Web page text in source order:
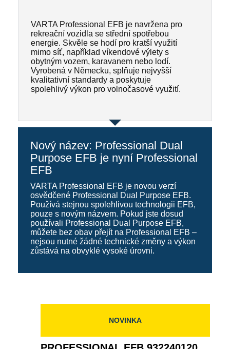
VARTA Professional EFB je navržena pro
rekreační vozidla se střední spotřebou
energie. Skvěle se hodí pro kratší využití
mimo síť, například víkendové výlety s
obytným vozem, karavanem nebo lodí.
Vyrobená v Německu, splňuje nejvyšší
kvalitativní standardy a poskytuje
spolehlivý výkon pro volnočasové využití.
Nový název: Professional Dual
Purpose EFB je nyní Professional
EFB
VARTA Professional EFB je novou verzí
osvědčené Professional Dual Purpose EFB.
Používá stejnou spolehlivou technologii EFB,
pouze s novým názvem. Pokud jste dosud
používali Professional Dual Purpose EFB,
můžete bez obav přejít na Professional EFB –
nejsou nutné žádné technické změny a výkon
zůstává na obvyklé vysoké úrovni.
NOVINKA